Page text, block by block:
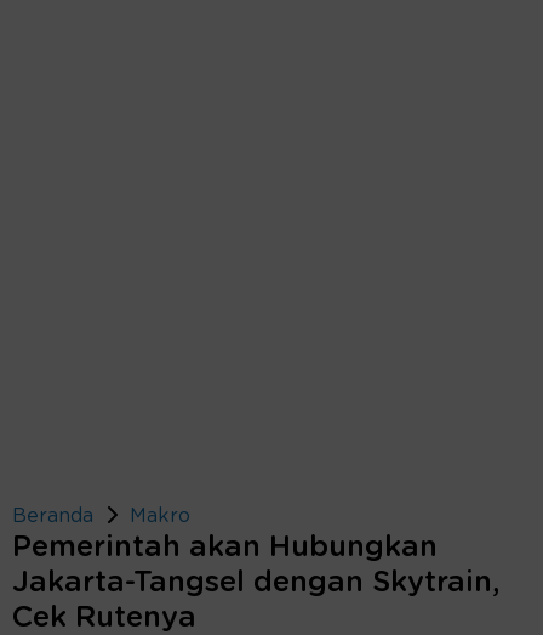
Beranda Makro
Pemerintah akan Hubungkan
Jakarta-Tangsel dengan Skytrain,
Cek Rutenya